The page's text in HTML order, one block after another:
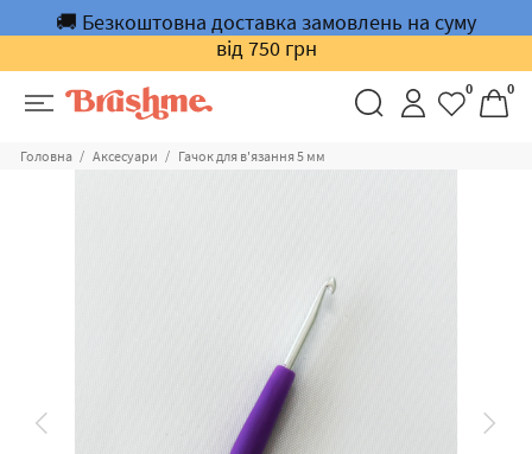
🚚 Безкоштовна доставка замовлень на суму
від 750 грн
0 0
Головна Аксесуари Гачок для в'язання 5 мм